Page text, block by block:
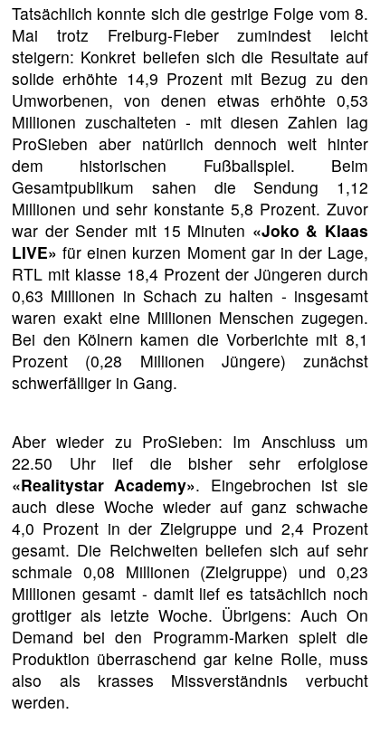
Tatsächlich konnte sich die gestrige Folge vom 8.
Mai trotz Freiburg-Fieber zumindest leicht
steigern: Konkret beliefen sich die Resultate auf
solide erhöhte 14,9 Prozent mit Bezug zu den
Umworbenen, von denen etwas erhöhte 0,53
Millionen zuschalteten - mit diesen Zahlen lag
ProSieben aber natürlich dennoch weit hinter
dem historischen Fußballspiel. Beim
Gesamtpublikum sahen die Sendung 1,12
Millionen und sehr konstante 5,8 Prozent. Zuvor
war der Sender mit 15 Minuten «Joko & Klaas
LIVE» für einen kurzen Moment gar in der Lage,
RTL mit klasse 18,4 Prozent der Jüngeren durch
0,63 Millionen in Schach zu halten - insgesamt
waren exakt eine Millionen Menschen zugegen.
Bei den Kölnern kamen die Vorberichte mit 8,1
Prozent (0,28 Millionen Jüngere) zunächst
schwerfälliger in Gang.
Aber wieder zu ProSieben: Im Anschluss um
22.50 Uhr lief die bisher sehr erfolglose
«Realitystar Academy». Eingebrochen ist sie
auch diese Woche wieder auf ganz schwache
4,0 Prozent in der Zielgruppe und 2,4 Prozent
gesamt. Die Reichweiten beliefen sich auf sehr
schmale 0,08 Millionen (Zielgruppe) und 0,23
Millionen gesamt - damit lief es tatsächlich noch
grottiger als letzte Woche. Übrigens: Auch On
Demand bei den Programm-Marken spielt die
Produktion überraschend gar keine Rolle, muss
also als krasses Missverständnis verbucht
werden.